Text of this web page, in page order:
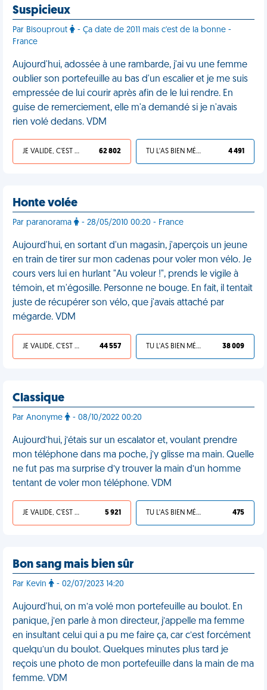
Suspicieux
Par Bisouprout
- Ça date de 2011 mais c'est de la bonne -
France
Aujourd'hui, adossée à une rambarde, j'ai vu une femme
oublier son portefeuille au bas d'un escalier et je me suis
empressée de lui courir après afin de le lui rendre. En
guise de remerciement, elle m'a demandé si je n'avais
rien volé dedans. VDM
JE VALIDE, C'EST UNE VDM 62 802 TU L'AS BIEN MÉRITÉ 4 491
Honte volée
Par paranorama - 28/05/2010 00:20 - France
Aujourd'hui, en sortant d'un magasin, j'aperçois un jeune
en train de tirer sur mon cadenas pour voler mon vélo. Je
cours vers lui en hurlant "Au voleur !", prends le vigile à
témoin, et m'égosille. Personne ne bouge. En fait, il tentait
juste de récupérer son vélo, que j'avais attaché par
mégarde. VDM
JE VALIDE, C'EST UNE VDM 44 557 TU L'AS BIEN MÉRITÉ 38 009
Classique
Par Anonyme - 08/10/2022 00:20
Aujourd’hui, j’étais sur un escalator et, voulant prendre
mon téléphone dans ma poche, j’y glisse ma main. Quelle
ne fut pas ma surprise d’y trouver la main d’un homme
tentant de voler mon téléphone. VDM
JE VALIDE, C'EST UNE VDM 5 921 TU L'AS BIEN MÉRITÉ 475
Bon sang mais bien sûr
Par Kevin - 02/07/2023 14:20
Aujourd'hui, on m’a volé mon portefeuille au boulot. En
panique, j’en parle à mon directeur, j’appelle ma femme
en insultant celui qui a pu me faire ça, car c’est forcément
quelqu’un du boulot. Quelques minutes plus tard je
reçois une photo de mon portefeuille dans la main de ma
femme. VDM